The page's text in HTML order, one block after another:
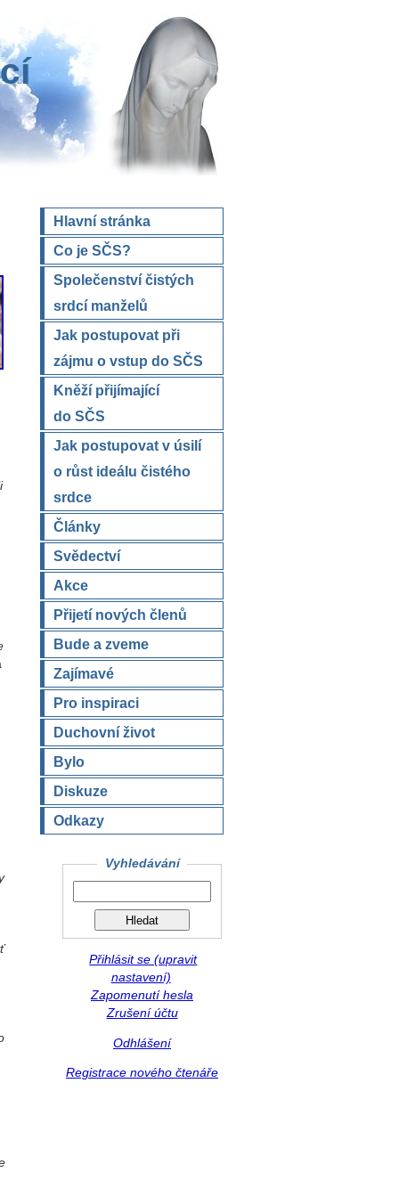
Hlavní stránka
Co je SČS?
Společenství čistých
srdcí manželů
Jak postupovat při
zájmu o vstup do SČS
Kněží přijímající
do SČS
Jak postupovat v úsilí
o růst ideálu čistého
srdce
Články
Svědectví
Akce
Přijetí nových členů
Bude a zveme
Zajímavé
Pro inspiraci
Duchovní život
Bylo
Diskuze
Odkazy
Vyhledávání
Přihlásit se (upravit
nastavení)
Zapomenutí hesla
Zrušení účtu
Odhlášení
Registrace nového čtenáře